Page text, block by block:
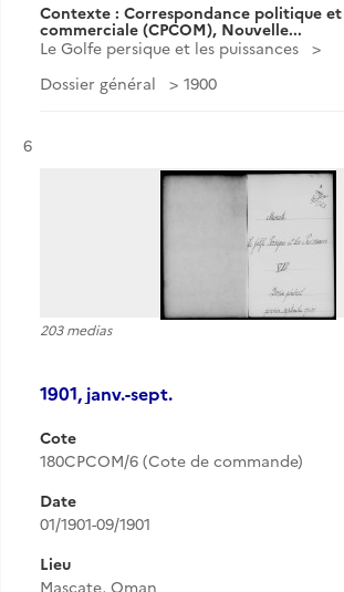
Contexte : Correspondance politique et
commerciale (CPCOM), Nouvelle...
Le Golfe persique et les puissances
Dossier général
1900
Résultat n°
6
203 medias
1901, janv.-sept.
Cote
180CPCOM/6 (Cote de commande)
Date
01/1901-09/1901
Lieu
Mascate, Oman